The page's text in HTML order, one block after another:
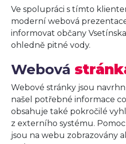
Ve spolupráci s tímto
moderní webová
informovat občany
ohledně pitné vody.
Webová
Webové stránky jsou
našel potřebné informace
obsahuje také pokročilé
z externího systému.
jsou na webu zobrazovány